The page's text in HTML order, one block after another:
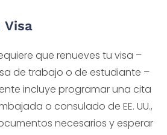
Visa
que renueves tu visa –
de trabajo o de estudiante –
incluye programar una cita
o consulado de EE. UU.,
necesarios y esperar